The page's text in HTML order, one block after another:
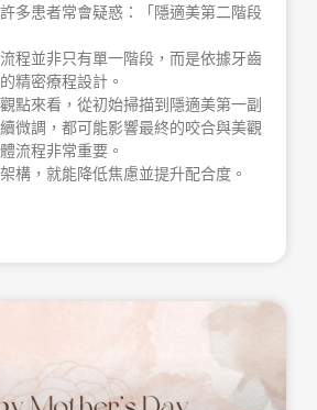
多患者常會疑惑：「隱適美第二階段
程並非只有單一階段，而是依據牙齒
精密療程設計。
點來看，從初始掃描到隱適美第一副
微調，都可能影響最終的咬合與美觀
流程非常重要。
構，就能降低焦慮並提升配合度。